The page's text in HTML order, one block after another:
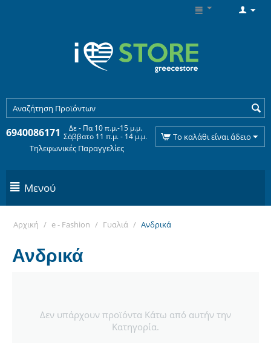
6940086171
Δε - Πα 10 π.μ.-15 μ.μ.
Σάββατο 11 π.μ. - 14 μ.μ.
Τηλεφωνικές Παραγγελίες
Το καλάθι είναι άδειο
Μενού
Αρχική / e - Fashion / Γυαλιά / Ανδρικά
Ανδρικά
Δεν υπάρχουν προϊόντα Κάτω από αυτήν την
Κατηγορία.